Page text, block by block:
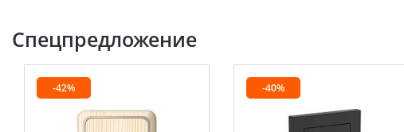
Спецпредложение
-42% -40%